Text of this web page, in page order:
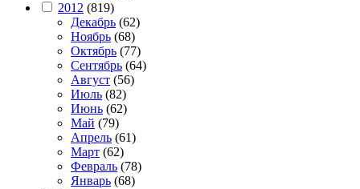
2012 (819)
Декабрь (62)
Ноябрь (68)
Октябрь (77)
Сентябрь (64)
Август (56)
Июль (82)
Июнь (62)
Май (79)
Апрель (61)
Март (62)
Февраль (78)
Январь (68)